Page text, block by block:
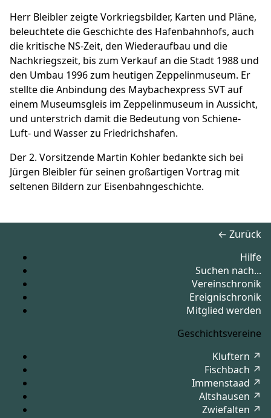
Herr Bleibler zeigte Vorkriegsbilder, Karten und Pläne,
beleuchtete die Geschichte des Hafenbahnhofs, auch
die kritische NS-Zeit, den Wiederaufbau und die
Nachkriegszeit, bis zum Verkauf an die Stadt 1988 und
den Umbau 1996 zum heutigen Zeppelinmuseum. Er
stellte die Anbindung des Maybachexpress SVT auf
einem Museumsgleis im Zeppelinmuseum in Aussicht,
und unterstrich damit die Bedeutung von Schiene-
Luft- und Wasser zu Friedrichshafen.
Der 2. Vorsitzende Martin Kohler bedankte sich bei
Jürgen Bleibler für seinen großartigen Vortrag mit
seltenen Bildern zur Eisenbahngeschichte.
← Zurück
Hilfe
Suchen nach...
Vereinschronik
Ereignischronik
Mitglied werden
Geschichtsvereine
Kluftern ↗
Fischbach ↗
Immenstaad ↗
Altshausen ↗
Zwiefalten ↗